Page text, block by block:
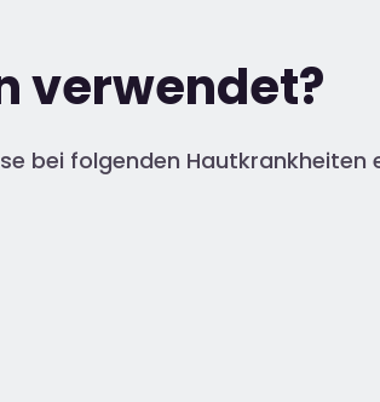
verwendet?
bei folgenden Hautkrankheiten